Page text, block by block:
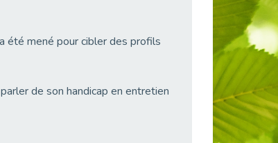
été mené pour cibler des profils
de son handicap en entretien